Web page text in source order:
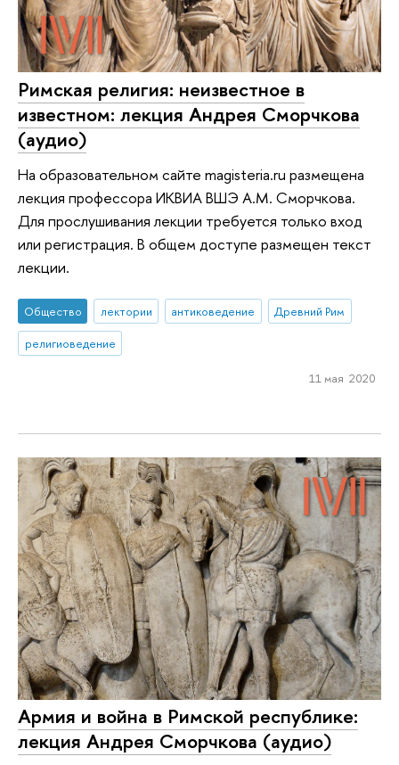
Римская религия: неизвестное в
известном: лекция Андрея Сморчкова
(аудио)
На образовательном сайте magisteria.ru размещена
лекция профессора ИКВИА ВШЭ А.М. Сморчкова.
Для прослушивания лекции требуется только вход
или регистрация. В общем доступе размещен текст
лекции.
Общество лектории антиковедение
Древний Рим
религиоведение
11 мая 2020
Армия и война в Римской республике:
лекция Андрея Сморчкова (аудио)